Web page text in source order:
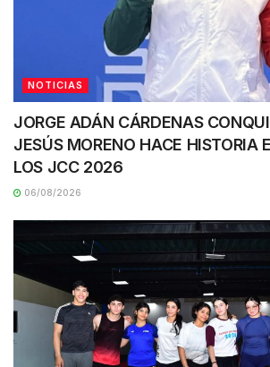
NOTICIAS
JORGE ADÁN CÁRDENAS
JESÚS MORENO HACE HISTORIA
LOS JCC 2026
06/08/2026